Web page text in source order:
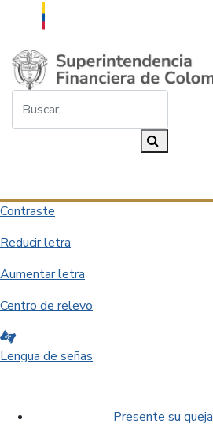
Saltar al contenido principal
Contraste
Reducir letra
Aumentar letra
Centro de relevo
Lengua de señas
Presente su queja